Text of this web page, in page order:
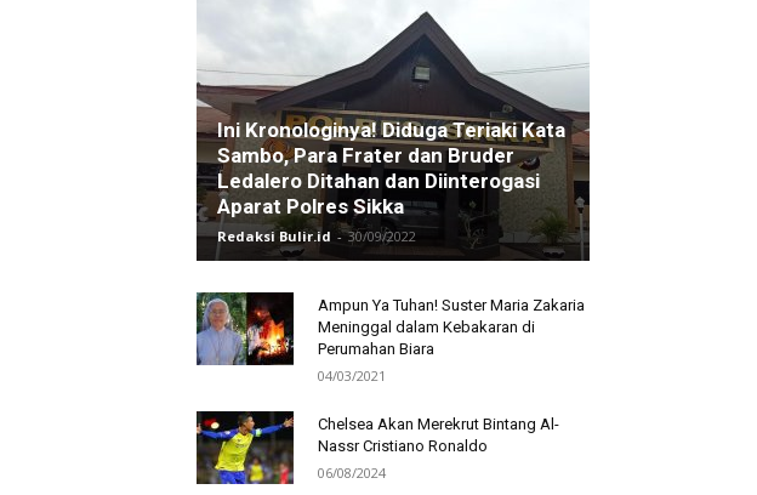
Ini Kronologinya! Diduga Teriaki Kata
Sambo, Para Frater dan Bruder
Ledalero Ditahan dan Diinterogasi
Aparat Polres Sikka
Redaksi Bulir.id - 30/09/2022
Ampun Ya Tuhan! Suster Maria Zakaria
Meninggal dalam Kebakaran di
Perumahan Biara
04/03/2021
Chelsea Akan Merekrut Bintang Al-
Nassr Cristiano Ronaldo
06/08/2024